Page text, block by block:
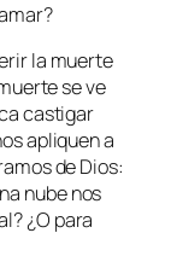
la muerte
se ve
castigar
apliquen a
de Dios:
nube nos
¿O para